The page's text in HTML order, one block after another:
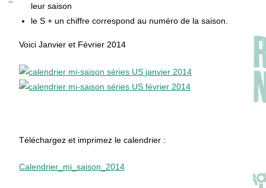
leur saison
le S + un chiffre correspond au numéro de la saison.
Voici Janvier et Février 2014
Téléchargez et imprimez le calendrier :
Calendrier_mi_saison_2014